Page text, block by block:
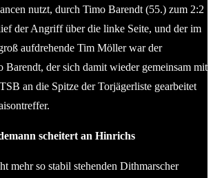
nutzt, durch Timo Barendt (55.) zum 2:2
der Angriff über die linke Seite, und der im
aufdrehende Tim Möller war der
Barendt, der sich damit wieder gemeinsam mit
an die Spitze der Torjägerliste gearbeitet
scheitert an Hinrichs
mehr so stabil stehenden Dithmarscher